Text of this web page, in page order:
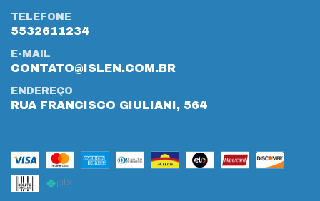
TELEFONE
5532611234
E-MAIL
CONTATO@ISLEN.COM.BR
ENDEREÇO
RUA FRANCISCO GIULIANI, 564